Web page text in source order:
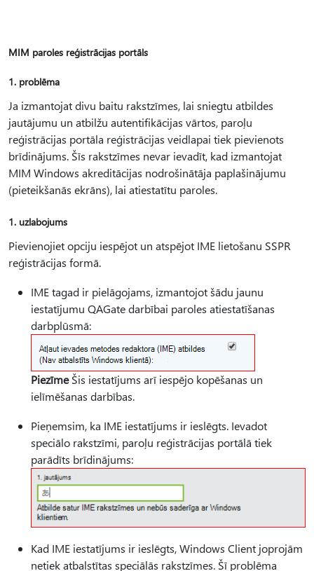
MIM paroles reģistrācijas portāls
1. problēma
Ja izmantojat divu baitu rakstzīmes, lai sniegtu atbildes
jautājumu un atbilžu autentifikācijas vārtos, paroļu
reģistrācijas portāla reģistrācijas veidlapai tiek pievienots
brīdinājums. Šīs rakstzīmes nevar ievadīt, kad izmantojat
MIM Windows akreditācijas nodrošinātāja paplašinājumu
(pieteikšanās ekrāns), lai atiestatītu paroles.
1. uzlabojums
Pievienojiet opciju iespējot un atspējot IME lietošanu SSPR
reģistrācijas formā.
IME tagad ir pielāgojams, izmantojot šādu jaunu
iestatījumu QAGate darbībai paroles atiestatīšanas
darbplūsmā:
PiezīmeŠis iestatījums arī iespējo kopēšanas un
ielīmēšanas darbības.
Pieņemsim, ka IME iestatījums ir ieslēgts. Ievadot
speciālo rakstzīmi, paroļu reģistrācijas portālā tiek
parādīts brīdinājums:
Kad IME iestatījums ir ieslēgts, Windows Client joprojām
netiek atbalstītas speciālās rakstzīmes. Šī problēma